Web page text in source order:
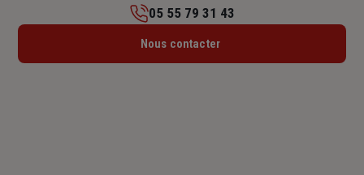
Lundi : 08h30 – 12h30 / 13h30 – 18h
05 55 79 31 43
Nous contacter